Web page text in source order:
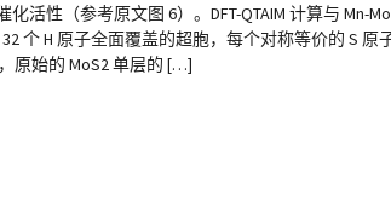
活性（参考原文图 6）。DFT-QTAIM 计算与 Mn-
个 H 原子全面覆盖的超胞，每个对称等价的 S 原
原始的 MoS2 单层的 […]